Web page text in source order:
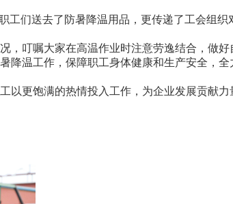
们送去了防暑降温用品，更传递了工会组织
叮嘱大家在高温作业时注意劳逸结合，做好
降温工作，保障职工身体健康和生产安全，
更饱满的热情投入工作，为企业发展贡献力